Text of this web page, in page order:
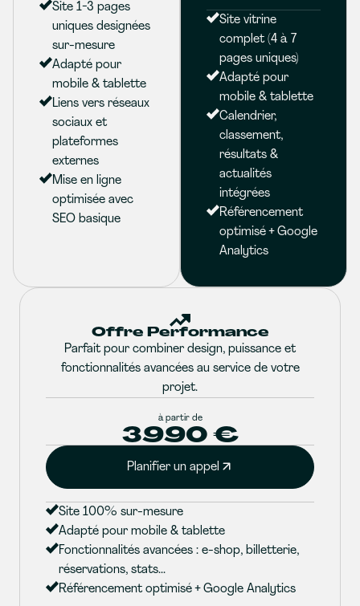
Site 1-3 pages
uniques designées
sur-mesure
Adapté pour
mobile & tablette
Liens vers réseaux
sociaux et
plateformes
externes
Mise en ligne
optimisée avec
SEO basique
Site vitrine
complet (4 à 7
pages uniques)
Adapté pour
mobile & tablette
Calendrier,
classement,
résultats &
actualités
intégrées
Référencement
optimisé + Google
Analytics
Offre Performance
Parfait pour combiner design, puissance et
fonctionnalités avancées au service de votre
projet.
à partir de
3990 €
Planifier un appel
Site 100% sur-mesure
Adapté pour mobile & tablette
Fonctionnalités avancées : e-shop, billetterie,
réservations, stats...
Référencement optimisé + Google Analytics